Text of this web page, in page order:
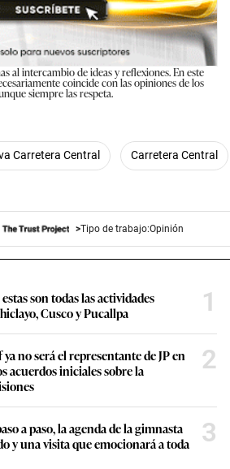
al intercambio de ideas y reflexiones. En este
coincide con las opiniones de los
siempre las respeta.
Carretera Central Carretera Central
Tipo de trabajo:Opinión
son todas las actividades
Cusco y Pucallpa
1
no será el representante de JP en
acuerdos iniciales sobre la
2
a paso, la agenda de la gimnasta
y una visita que emocionará a toda
3